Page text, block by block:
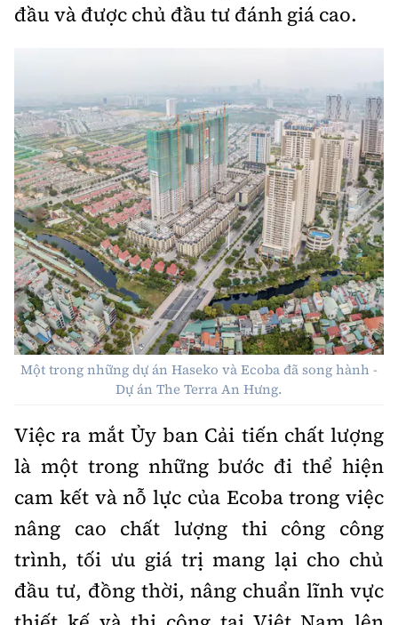
đầu và được chủ đầu tư đánh giá cao.
Một trong những dự án Haseko và Ecoba đã song hành -
Dự án The Terra An Hưng.
Việc ra mắt Ủy ban Cải tiến chất lượng
là một trong những bước đi thể hiện
cam kết và nỗ lực của Ecoba trong việc
nâng cao chất lượng thi công công
trình, tối ưu giá trị mang lại cho chủ
đầu tư, đồng thời, nâng chuẩn lĩnh vực